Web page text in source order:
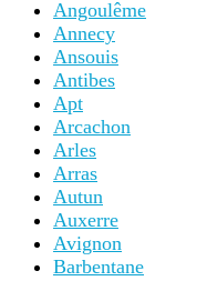
Angoulême
Annecy
Ansouis
Antibes
Apt
Arcachon
Arles
Arras
Autun
Auxerre
Avignon
Barbentane